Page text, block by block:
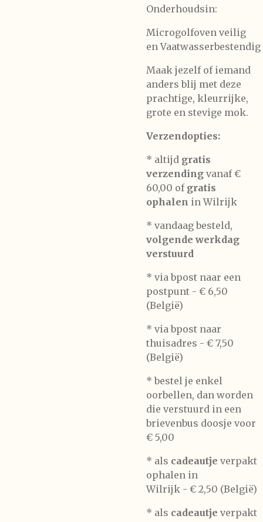
Onderhoudsin:
Microgolfoven veilig
enVaatwasserbestendig
Maak jezelf of iemand
anders blij met deze
prachtige, kleurrijke,
grote en stevige mok.
Verzendopties:
* altijd gratis
verzending vanaf €
60,00 of gratis
ophalen in Wilrijk
* vandaag besteld,
volgende werkdag
verstuurd
* via bpost naar een
postpunt - € 6,50
(België)
* via bpost naar
thuisadres - € 7,50
(België)
* bestel je enkel
oorbellen, dan worden
die verstuurd in een
brievenbus doosje voor
€ 5,00
* als cadeautje verpakt
ophalen in
Wilrijk - € 2,50 (België)
* als cadeautje verpakt